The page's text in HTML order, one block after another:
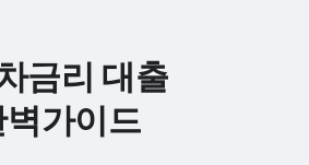
금리 대출
가이드